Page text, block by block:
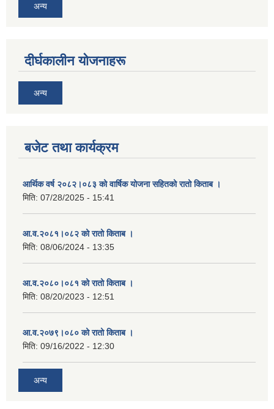
अन्य
दीर्घकालीन योजनाहरू
अन्य
बजेट तथा कार्यक्रम
आर्थिक वर्ष २०८२।०८३ को वार्षिक योजना सहितको रातो किताब ।
मिति: 07/28/2025 - 15:41
आ.व.२०८१।०८२ को रातो किताब ।
मिति: 08/06/2024 - 13:35
आ.व.२०८०।०८१ को रातो किताब ।
मिति: 08/20/2023 - 12:51
आ.व.२०७९।०८० को रातो किताब ।
मिति: 09/16/2022 - 12:30
अन्य